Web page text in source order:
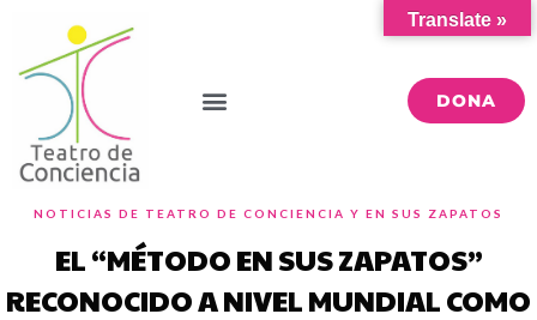
DONA
NOTICIAS DE TEATRO DE CONCIENCIA Y EN SUS ZAPATOS
EL “MÉTODO EN SUS ZAPATOS”
RECONOCIDO A NIVEL MUNDIAL COMO
Translate »